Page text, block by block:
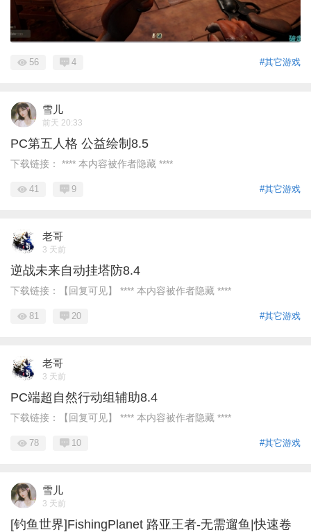
#其它游戏
56 4
雪儿
前天 20:33
PC第五人格 公益绘制8.5
下载链接： **** 本内容被作者隐藏 ****
#其它游戏
41 9
老哥
3 天前
逆战未来自动挂塔防8.4
下载链接：【回复可见】 **** 本内容被作者隐藏 ****
#其它游戏
81 20
老哥
3 天前
PC端超自然行动组辅助8.4
下载链接：【回复可见】 **** 本内容被作者隐藏 ****
#其它游戏
78 10
雪儿
3 天前
[钓鱼世界]FishingPlanet 路亚王者-无需遛鱼|快速卷